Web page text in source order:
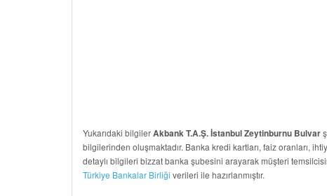
Yukarıdaki bilgilerAkbank T.A.Ş. İstanbul Zeytinburnu Bulvar
bilgilerinden oluşmaktadır. Banka kredi kartları, faiz oranları,
detaylı bilgileri bizzat banka şubesini arayarak müşteri
Türkiye Bankalar Birliği verileri ile hazırlanmıştır.